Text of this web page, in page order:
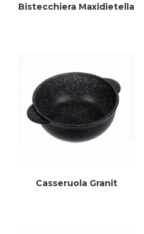
Bistecchiera Maxidietella
Casseruola Granit